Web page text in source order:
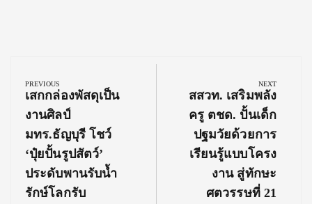
navigation
PREVIOUS
Previous
Post:
เสกกล่องพัสดุเป็น
งานศิลป์
มทร.ธัญบุรี โชว์
‘ปุ๋ยปั้นรูปสัตว์’
ประดับพานรับน้ำ
รักษ์โลกรับ
NEXT
Next
Post:
สสวท. เสริมพลัง
ครู ตชด. ปั้นเด็ก
ปฐมวัยด้วยการ
เรียนรู้แบบโครง
งาน สู่ทักษะ
ศตวรรษที่ 21